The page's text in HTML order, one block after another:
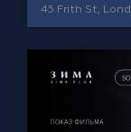
45 Frith St,